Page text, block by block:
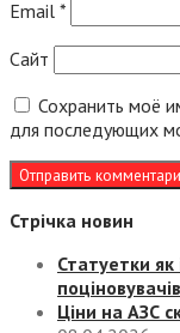
Email *
Сайт
Сохранить моё
для последующих
Стрічка новин
Статуетки
Ціни на АЗС